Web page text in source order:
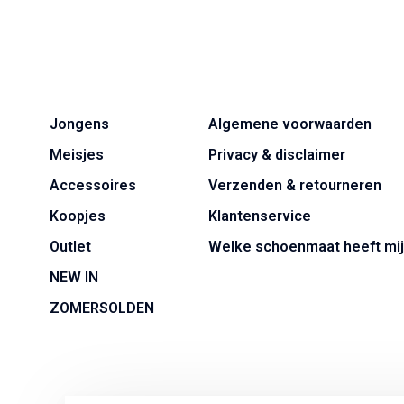
Jongens
Meisjes
Accessoires
Koopjes
Outlet
NEW IN
ZOMERSOLDEN
Algemene voorwaarden
Privacy & disclaimer
Verzenden & retourneren
Klantenservice
Welke schoenmaat heeft